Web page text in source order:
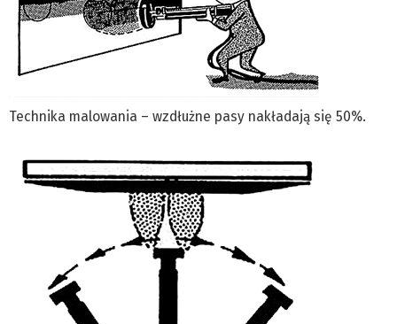
Technika malowania – wzdłużne pasy nakładają się 50%.